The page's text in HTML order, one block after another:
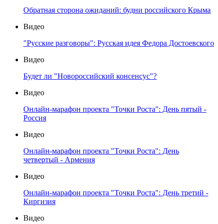
Обратная сторона ожиданий: будни российского Крыма
Видео
"Русские разговоры": Русская идея Федора Достоевского
Видео
Будет ли "Новороссийский консенсус"?
Видео
Онлайн-марафон проекта "Точки Роста": День пятый -
Россия
Видео
Онлайн-марафон проекта "Точки Роста": День
четвертый - Армения
Видео
Онлайн-марафон проекта "Точки Роста": День третий -
Киргизия
Видео